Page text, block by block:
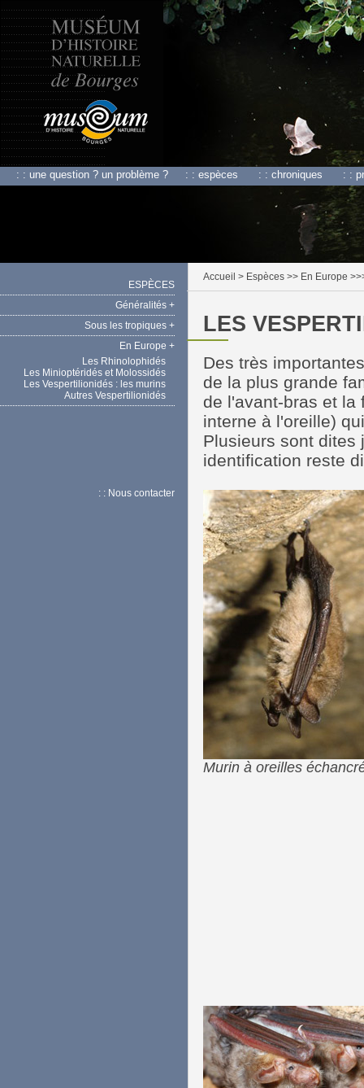
: : une question ? un problème ? : : espèces : : chroniques : :
ESPÈCES
Généralités +
Sous les tropiques +
En Europe +
Les Rhinolophidés
Les Minioptéridés et Molossidés
Les Vespertilionidés : les murins
Autres Vespertilionidés
: : Nous contacter
Accueil > Espèces >> En Europe
LES
Des très
de la plus grande
de l'avant-bras et la
interne à l'oreille)
Plusieurs sont dites
identification reste
Murin à oreilles